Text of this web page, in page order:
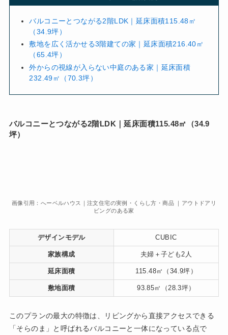
バルコニーとつながる2階LDK｜延床面積115.48㎡
（34.9坪）
敷地を広く活かせる3階建ての家｜延床面積216.40㎡
（65.4坪）
外からの視線が入らない中庭のある家｜延床面積
232.49㎡（70.3坪）
バルコニーとつながる2階LDK｜延床面積115.48㎡（34.9
坪）
画像引用：へーベルハウス｜注文住宅の実例・くらし方・商品 ｜アウトドアリ
ビングのある家
デザインモデル CUBIC
家族構成 夫婦＋子ども2人
延床面積 115.48㎡（34.9坪）
敷地面積 93.85㎡（28.3坪）
このプランの最大の特徴は、リビングから直接アクセスできる
「そらのま」と呼ばれるバルコニーと一体になっている点で